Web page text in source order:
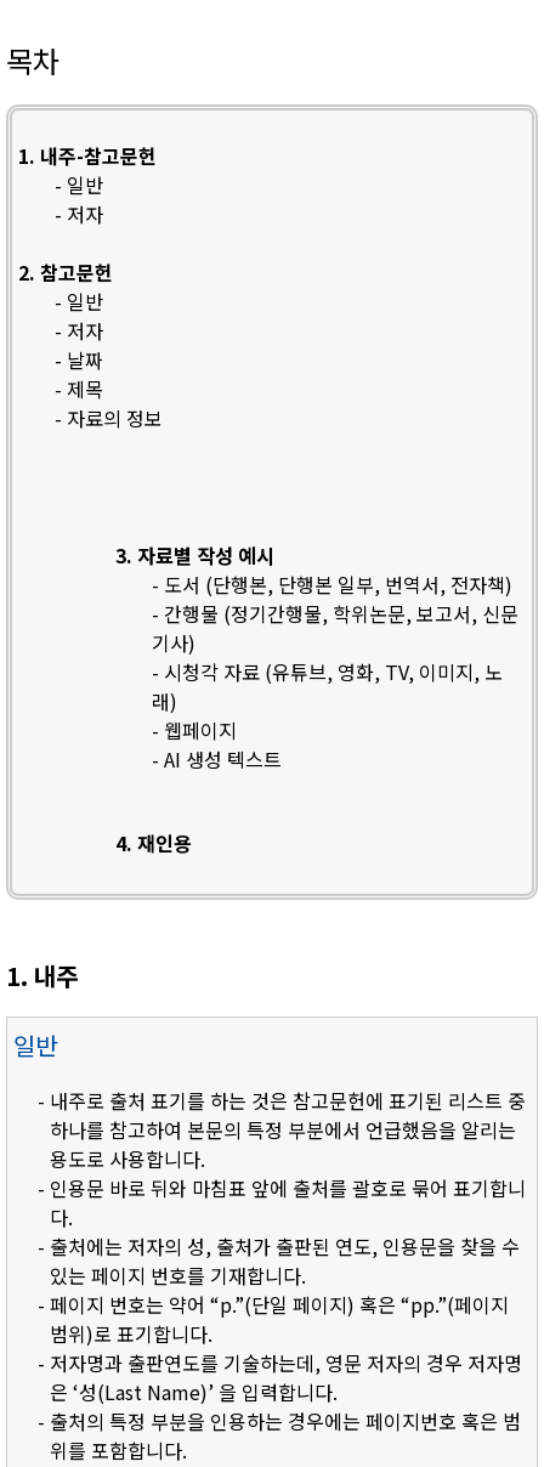
목차
1. 내주-참고문헌
- 일반
- 저자
2. 참고문헌
- 일반
- 저자
- 날짜
- 제목
- 자료의 정보
3. 자료별 작성 예시
- 도서 (단행본, 단행본 일부, 번역서, 전자책)
- 간행물 (정기간행물, 학위논문, 보고서, 신문
기사)
- 시청각 자료 (유튜브, 영화, TV, 이미지, 노
래)
- 웹페이지
- AI 생성 텍스트
4. 재인용
1. 내주
일반
- 내주로 출처 표기를 하는 것은 참고문헌에 표기된 리스트 중
하나를 참고하여 본문의 특정 부분에서 언급했음을 알리는
용도로 사용합니다.
- 인용문 바로 뒤와 마침표 앞에 출처를 괄호로 묶어 표기합니
다.
- 출처에는 저자의 성, 출처가 출판된 연도, 인용문을 찾을 수
있는 페이지 번호를 기재합니다.
- 페이지 번호는 약어 “p.”(단일 페이지) 혹은 “pp.”(페이지
범위)로 표기합니다.
- 저자명과 출판연도를 기술하는데, 영문 저자의 경우 저자명
은 ‘성(Last Name)’ 을 입력합니다.
- 출처의 특정 부분을 인용하는 경우에는 페이지번호 혹은 범
위를 포함합니다.